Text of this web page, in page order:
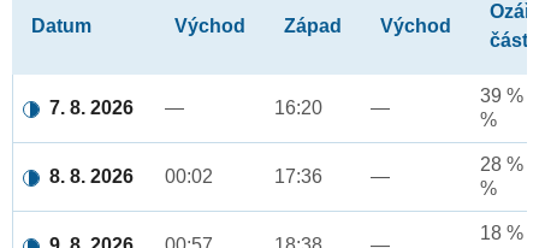
Datum Východ Západ Východ
část
7. 8. 2026 — 16:20 —
39 %
%
8. 8. 2026 00:02 17:36 —
28 %
%
18 %